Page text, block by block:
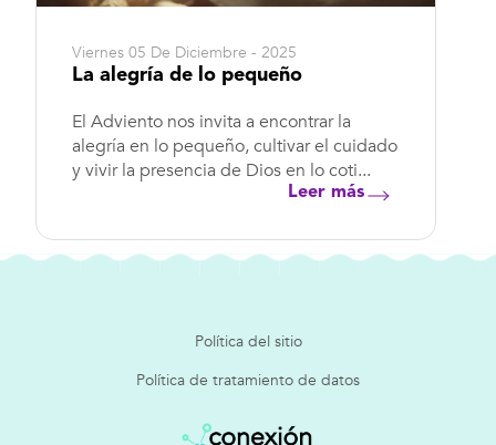
Viernes 05 De Diciembre - 2025
La alegría de lo pequeño
El Adviento nos invita a encontrar la
alegría en lo pequeño, cultivar el cuidado
y vivir la presencia de Dios en lo coti...
Leer más
Política del sitio
Política de tratamiento de datos